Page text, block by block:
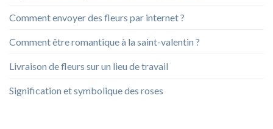
Comment envoyer des fleurs par internet ?
Comment être romantique à la saint-valentin ?
Livraison de fleurs sur un lieu de travail
Signification et symbolique des roses